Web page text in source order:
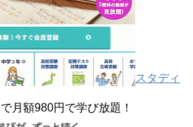
スタディ
月額980円で学び放題！